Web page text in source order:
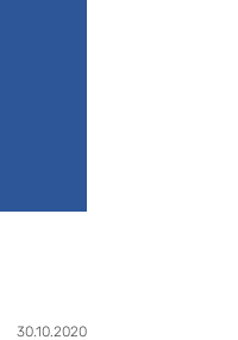
30.10.2020